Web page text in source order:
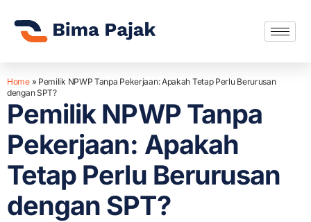
Home» Pemilik NPWP Tanpa Pekerjaan: Apakah Tetap Perlu Berurusan
dengan SPT?
Pemilik NPWP Tanpa
Pekerjaan: Apakah
Tetap Perlu Berurusan
dengan SPT?